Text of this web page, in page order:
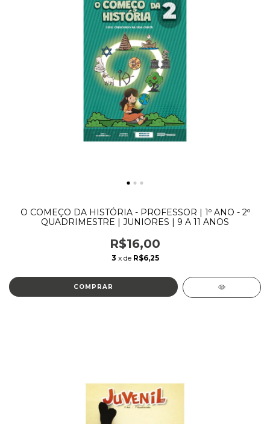
O COMEÇO DA HISTÓRIA - PROFESSOR | 1º ANO - 2º
QUADRIMESTRE | JUNIORES | 9 A 11 ANOS
R$16,00
3 x de R$6,25